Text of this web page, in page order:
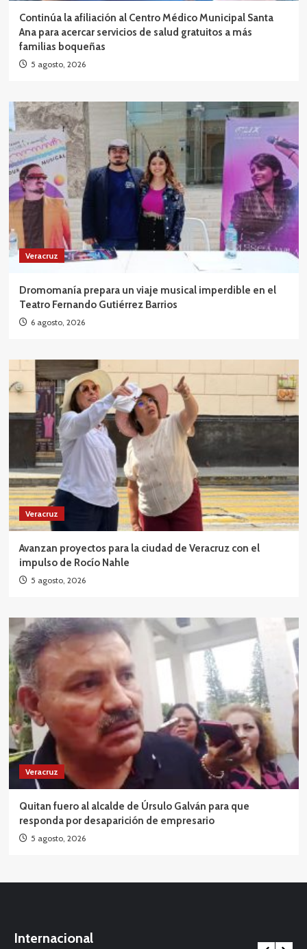
Continúa la afiliación al Centro Médico Municipal Santa
Ana para acercar servicios de salud gratuitos a más
familias boqueñas
5 agosto, 2026
Veracruz
Dromomanía prepara un viaje musical imperdible en el
Teatro Fernando Gutiérrez Barrios
6 agosto, 2026
Veracruz
Avanzan proyectos para la ciudad de Veracruz con el
impulso de Rocío Nahle
5 agosto, 2026
Veracruz
Quitan fuero al alcalde de Úrsulo Galván para que
responda por desaparición de empresario
5 agosto, 2026
Internacional